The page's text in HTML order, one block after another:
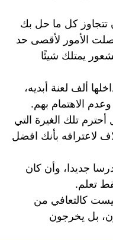
تتجاوز كل ما حل بك
الأمور لأقصى حد
يمتلك شيئًا
ألف لعنة أبديه،
الاهتمام بهم.
تلك الغيرة التي
لاعترافه بأنك افضل
جديدا، وأن كان
تعلم.
كالتعافي من
بل يخرجون